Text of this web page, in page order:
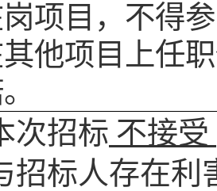
项目，不得
他项目上任
次招标 不接受
招标人存在利